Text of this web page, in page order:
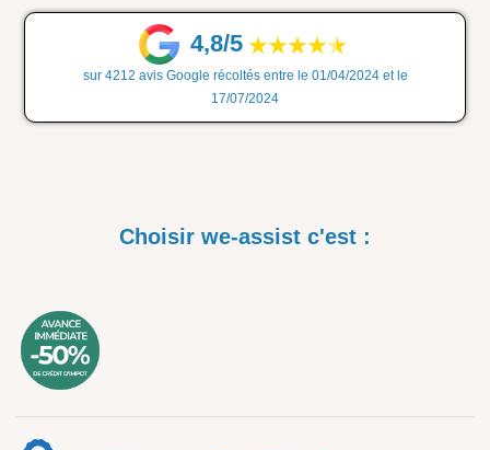
4,8/5
sur 4212 avis Google récoltés entre le 01/04/2024 et le
17/07/2024
Choisir we-assist c'est :